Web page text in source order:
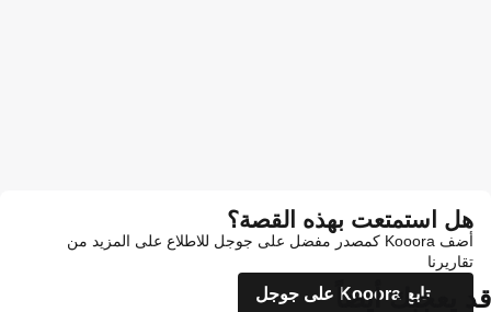
هل استمتعت بهذه القصة؟
أضف Kooora كمصدر مفضل على جوجل للاطلاع على المزيد من
تقاريرنا
تابع Kooora على جوجل
قد يعجبك أيضاً